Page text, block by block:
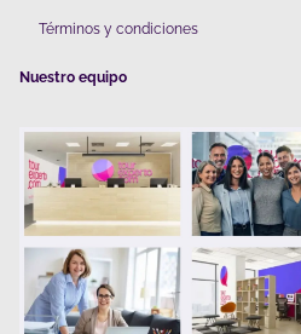
Términos y condiciones
Nuestro equipo